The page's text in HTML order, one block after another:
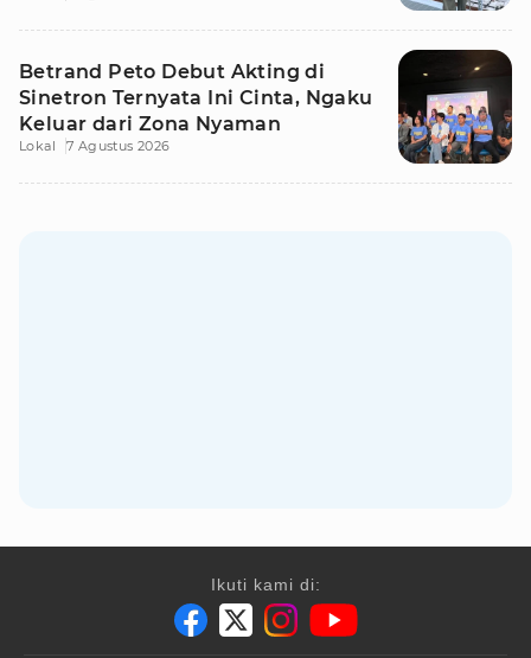
Betrand Peto Debut Akting di
Sinetron Ternyata Ini Cinta, Ngaku
Keluar dari Zona Nyaman
Lokal 7 Agustus 2026
Ikuti kami di: